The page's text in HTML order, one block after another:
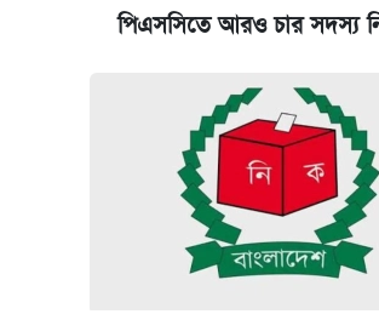
পিএসসিতে আরও চার সদস্য